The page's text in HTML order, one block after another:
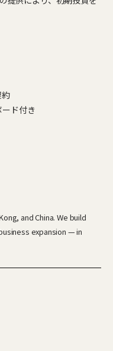
ド付き
and China. We build
expansion — in